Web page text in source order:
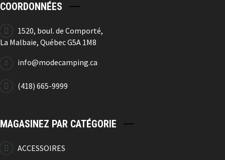
COORDONNÉES
1520, boul. de Comporté,
La Malbaie, Québec G5A 1M8
info@modecamping.ca
(418) 665-9999
MAGASINEZ PAR CATÉGORIE
ACCESSOIRES